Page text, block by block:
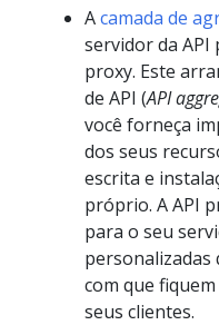
Acamada de
servidor da API
proxy. Este
de API (API
você forneça
dos seus
escrita e
próprio. A API
para o seu
personalizadas
com que
seus clientes.